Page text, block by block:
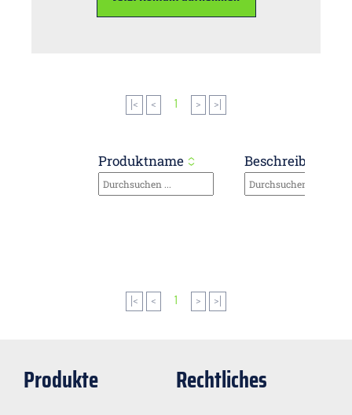
|< < 1 > >|
Produktname Beschreibung
|< < 1 > >|
Produkte Rechtliches